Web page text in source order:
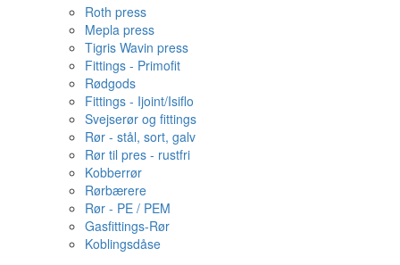
Roth press
Mepla press
Tigris Wavin press
Fittings - Primofit
Rødgods
Fittings - Ijoint/Isiflo
Svejserør og fittings
Rør - stål, sort, galv
Rør til pres - rustfri
Kobberrør
Rørbærere
Rør - PE / PEM
Gasfittings-Rør
Koblingsdåse